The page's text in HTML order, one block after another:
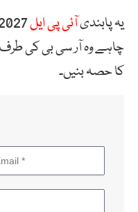
یہ پابندیآئی پی ایل
چاہے وہ آر سی بی کی
کا حصہ بنیں۔